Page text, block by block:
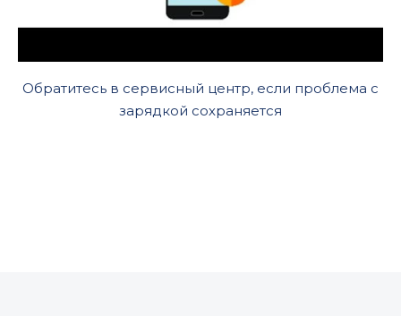
Обратитесь в сервисный центр, если проблема с
зарядкой сохраняется